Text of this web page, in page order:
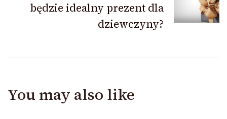
będzie idealny prezent dla
dziewczyny?
You may also like